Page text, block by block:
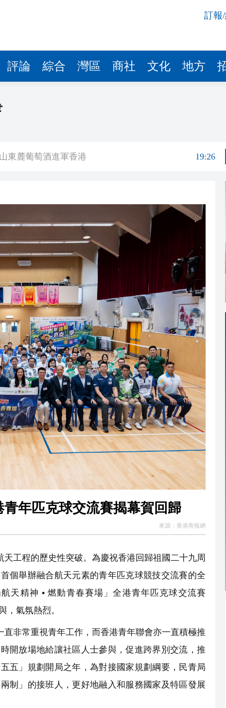
訂報
評論 綜合 灣區 商社 文化 地方
格「Sa姐」
19:16
星男女主角：期待在港觀影
夏季主題旅遊線路
18:08
東麓葡萄酒進軍香港
19:26
18:08
發現腐屍 被裝在一輛美國牌照的SUV里
17:58
克球交流賽揭幕賀回歸
19:30
東麓葡萄酒進軍香港
19:26
格「Sa姐」
19:16
追星男女主角：期待在港觀影
夏季主題旅遊線路
18:02
發現腐屍 被裝在一輛美國牌照的SUV里
17:58
青年匹克球交流賽揭幕賀回歸
來源： 香港商報網
工程的歷史性突破。為慶祝香港回歸祖國二十九周
個舉辦融合航天元素的青年匹克球競技交流賽的全
天精神 • 燃動青春賽場」全港青年匹克球交流賽
，氣氛熱烈。
非常重視青年工作，而香港青年聯會亦一直積極推
開放場地給讓社區人士參與，促進跨界別交流，推
五」規劃開局之年，為對接國家規劃綱要，民青局
制」的接班人，更好地融入和服務國家及特區發展